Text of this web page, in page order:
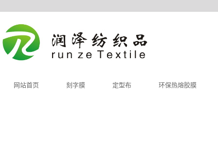
网站首页 刻字膜 定型布 环保热熔胶膜